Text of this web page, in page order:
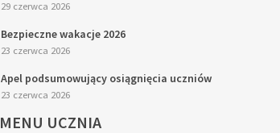
29 czerwca 2026
Bezpieczne wakacje 2026
23 czerwca 2026
Apel podsumowujący osiągnięcia uczniów
23 czerwca 2026
MENU UCZNIA